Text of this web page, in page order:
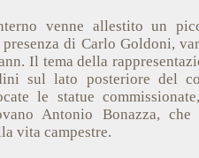
venne allestito un
di Carlo Goldoni,
Il tema della
sul lato posteriore del
le statue
Antonio Bonazza,
vita campestre.